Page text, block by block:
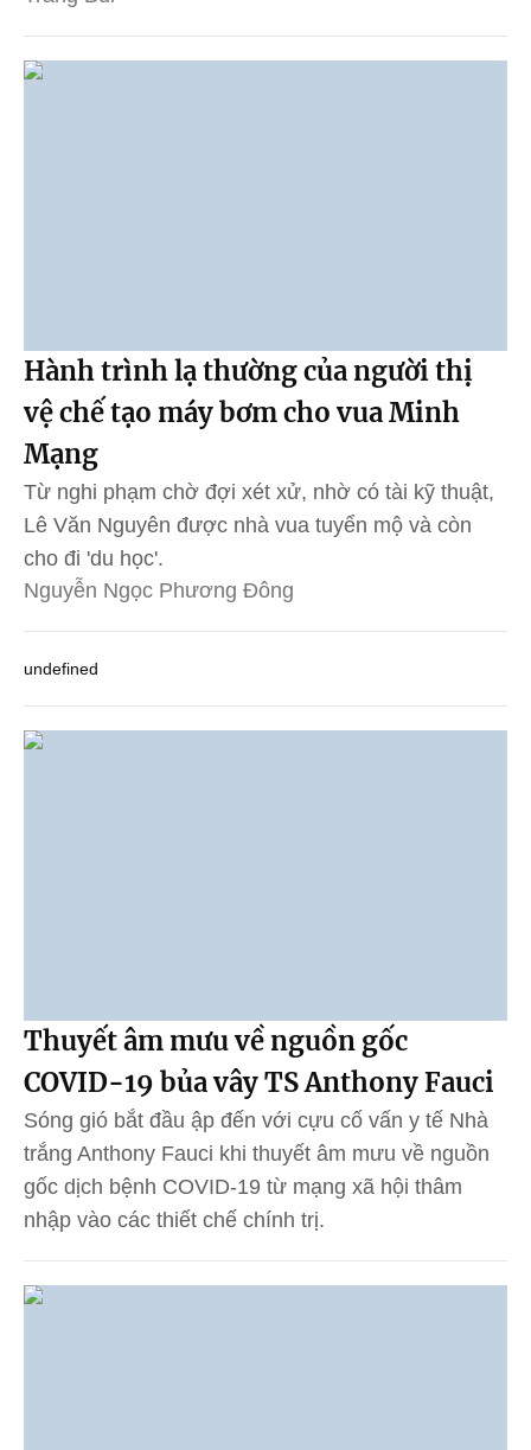
Hành trình lạ thường của người thị
vệ chế tạo máy bơm cho vua Minh
Mạng
Từ nghi phạm chờ đợi xét xử, nhờ có tài kỹ thuật,
Lê Văn Nguyên được nhà vua tuyển mộ và còn
cho đi 'du học'.
Nguyễn Ngọc Phương Đông
undefined
Thuyết âm mưu về nguồn gốc
COVID-19 bủa vây TS Anthony Fauci
Sóng gió bắt đầu ập đến với cựu cố vấn y tế Nhà
trắng Anthony Fauci khi thuyết âm mưu về nguồn
gốc dịch bệnh COVID-19 từ mạng xã hội thâm
nhập vào các thiết chế chính trị.